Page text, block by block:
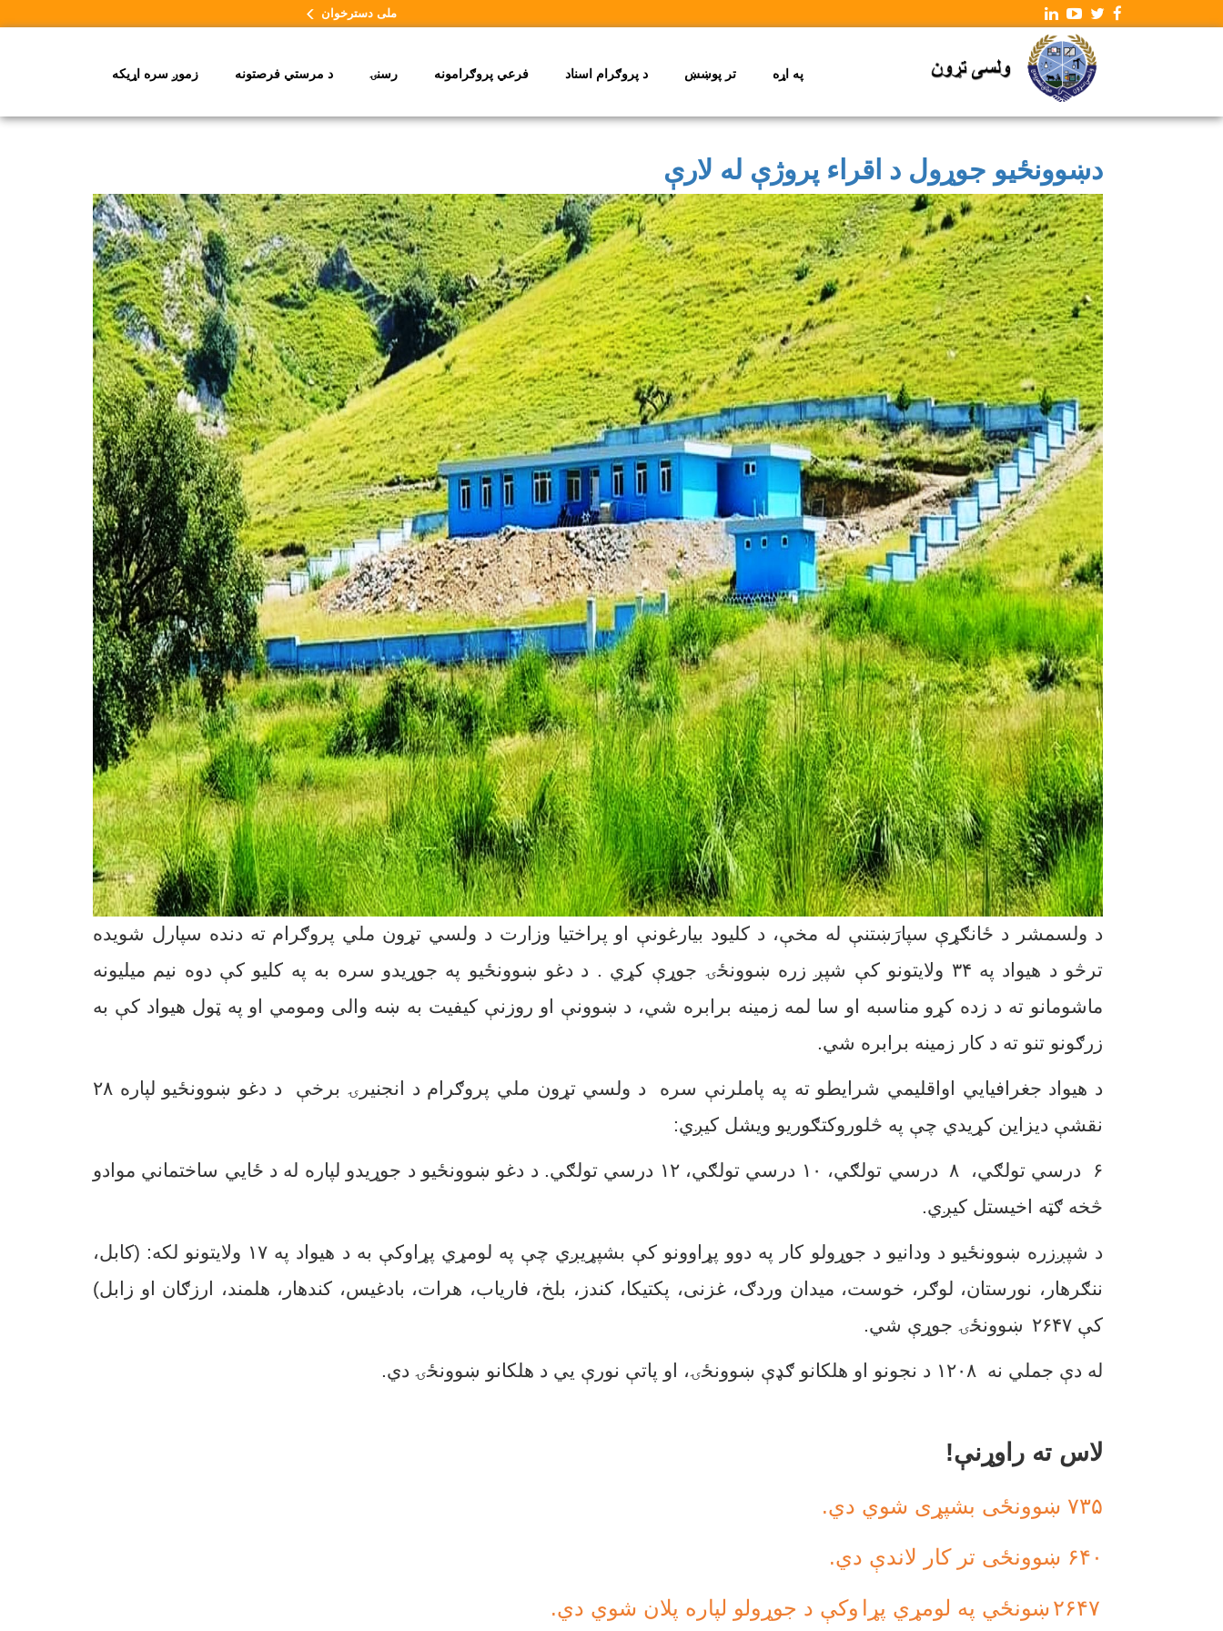
ملی دسترخوان
په اړه تر پوښښ د پروګرام اسناد فرعي پروګرامونه رسنۍ د مرستي فرصتونه زموږ سره اړیکه
دښوونځیو جوړول د اقراء پروژې له لارې
د ولسمشر د ځانګړې سپارَښتنې له مخې، د کلیود بیارغونې او پراختیا وزارت د ولسي تړون ملي پروګرام ته دنده سپارل شویده
تر څو د هیواد په ۳۴ ولایتونو کې شپږ زره ښوونځۍ جوړې کړي . د دغو ښوونځیو په جوړیدو سره به په کلیو کې دوه نیم میلیونه
ماشومانو ته د زده کړو مناسبه او سا لمه زمینه برابره شي، د ښوونې او روزنې کیفیت به ښه والی ومومي او په ټول هیواد کې به
زرګونو تنو ته د کار زمینه برابره شي.
د هیواد جغرافیایي اواقلیمي شرایطو ته په پاملرنې سره د ولسي تړون ملي پروګرام د انجنیرۍ برخې د دغو ښوونځیو لپاره ۲۸
نقشې دیزاین کړیدي چې په څلوروکتګوریو ویشل کیږي:
۶ درسي تولګي، درسي تولګي، درسي تولګي، ۱۲ درسي تولګي. د دغو ښوونځیو د جوړیدو لپاره له د ځایي ساختماني موادو
څخه ګټه اخیستل کیږي.
د شپږزره ښوونځیو د ودانیو د جوړولو کار په دوو پړاوونو کې بشپړیږي چې په لومړي پړاوکې به د هیواد په ۱۷ ولایتونو لکه: (کابل،
ننګرهار، نورستان، لوګر، خوست، میدان وردګ، غزنی، پکتیکا، کندز، بلخ، فاریاب، هرات، بادغیس، کندهار، هلمند، ارزګان او زابل)
کې ۲۶۴۷ ښوونځۍ جوړې شي.
له دې جملي نه د نجونو او هلکانو ګډې ښوونځۍ، او پاتې نورې یي د هلکانو ښوونځۍ دي.
لاس ته راوړنې!
۷۳۵ ښوونځی بشپړی شوي دي.
۶۴۰ ښوونځی تر کار لاندې دي.
۲۶۴۷ښونځي په لومړي پړا وکې د جوړولو لپاره پلان شوي دي.